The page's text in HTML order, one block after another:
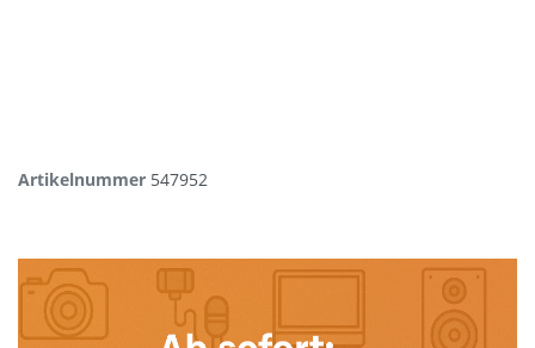
Artikelnummer 547952